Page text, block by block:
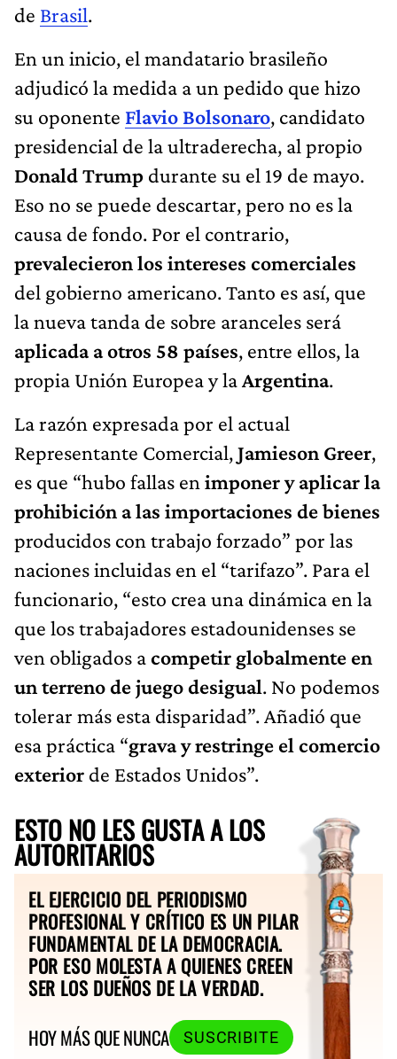
de Brasil.
En un inicio, el mandatario brasileño
adjudicó la medida a un pedido que hizo
su oponente Flavio Bolsonaro, candidato
presidencial de la ultraderecha, al propio
Donald Trump durante su el 19 de mayo.
Eso no se puede descartar, pero no es la
causa de fondo. Por el contrario,
prevalecieron los intereses comerciales
del gobierno americano. Tanto es así, que
la nueva tanda de sobre aranceles será
aplicada a otros 58 países, entre ellos, la
propia Unión Europea y laArgentina.
La razón expresada por el actual
Representante Comercial,Jamieson Greer,
es que “hubo fallas en imponer y aplicar la
prohibición a las importaciones de bienes
producidos con trabajo forzado” por las
naciones incluidas en el “tarifazo”. Para el
funcionario, “esto crea una dinámica en la
que los trabajadores estadounidenses se
ven obligados acompetir globalmente en
un terreno de juego desigual. No podemos
tolerar más esta disparidad”. Añadió que
esa práctica “grava y restringe el comercio
exterior de Estados Unidos”.
ESTO NO LES GUSTA A LOS
AUTORITARIOS
EL EJERCICIO DEL PERIODISMO
PROFESIONAL Y CRÍTICO ES UN PILAR
FUNDAMENTAL DE LA DEMOCRACIA.
POR ESO MOLESTA A QUIENES CREEN
SER LOS DUEÑOS DE LA VERDAD.
HOY MÁS QUE NUNCA
SUSCRIBITE